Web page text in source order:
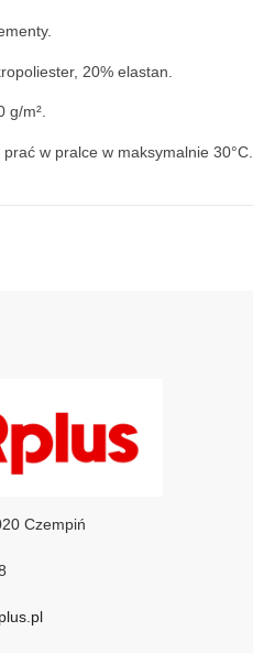
20% elastan.
g/m².
w pralce w maksymalnie 30°C.
Czempiń